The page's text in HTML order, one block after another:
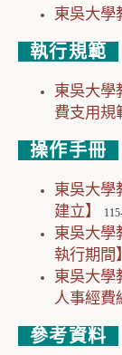
東吳大學
執行規範
東吳大學
費支用規
操作手冊
東吳大學
建立】
東吳大學
執行期間】
東吳大學
人事經費
參考資料